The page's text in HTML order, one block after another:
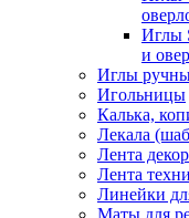
Иглы
и
Иглы
Игольницы
Калька,
Лекала
Лента
Лента
Линейки
Маты для